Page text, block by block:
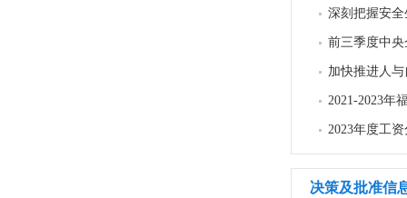
深刻把握安
前三季度中
加快推进人
2021-2023年
2023年度工
决策及批准信